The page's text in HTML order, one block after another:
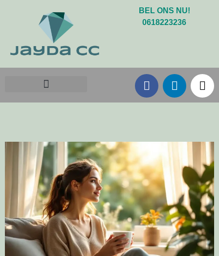
BEL ONS NU!
0618223236